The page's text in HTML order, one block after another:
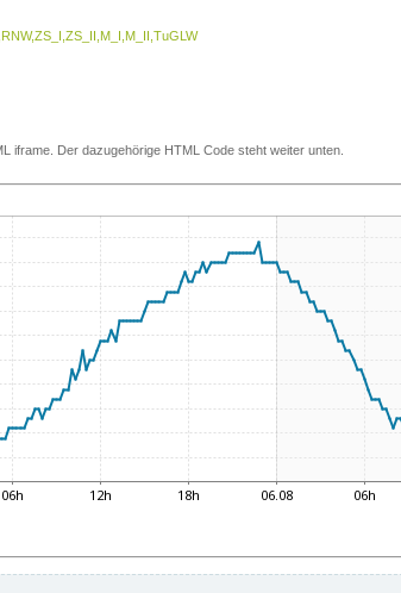
iframe. Der dazugehörige HTML Code steht weiter unten.